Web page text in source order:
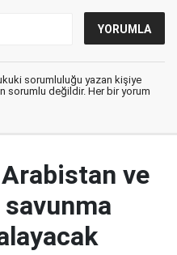
sorumluluğu yazan kişiye
sorumlu değildir. Her bir yorum
ve